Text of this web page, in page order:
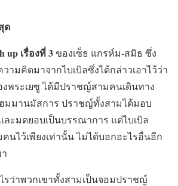
ด
up เรื่องที่ 3ของเซ็ธ แกรห์ม-สมิธ ซึ่ง
ามคิดมาจากไบเบิลซึ่งได้กล่าวเอาไว้ว่า
พระเยซู ได้มีปราชญ์สามคนเดินทาง
ฮมมานมัสการ ปราชญ์ทั้งสามได้มอบ
ละมดยอบเป็นบรรณาการ แต่ไบเบิล
นไว้เพียงเท่านั้น ไม่ได้บอกอะไรอื่นอีก
รว่าพวกเขาทั้งสามเป็นจอมปราชญ์